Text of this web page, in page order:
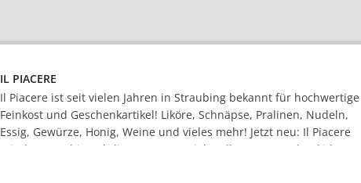
IL PIACERE
Il Piacere ist seit vielen Jahren in Straubing bekannt für hochwertige
Feinkost und Geschenkartikel! Liköre, Schnäpse, Pralinen, Nudeln,
Essig, Gewürze, Honig, Weine und vieles mehr! Jetzt neu: Il Piacere
mit der Straubing Skyline von SWT. Viele tolle neue Geschenkideen.